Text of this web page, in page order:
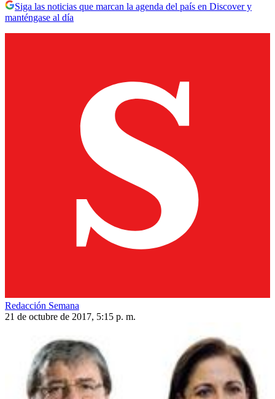
Siga las noticias que marcan la agenda del país en Discover y
manténgase al día
Redacción Semana
21 de octubre de 2017, 5:15 p. m.